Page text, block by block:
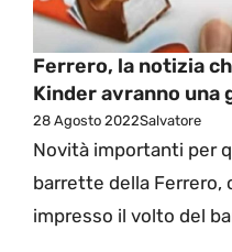
Ferrero, la notizia
Kinder avranno una
28 Agosto 2022Salvatore
Novità importanti per
barrette della Ferrero,
impresso il volto del